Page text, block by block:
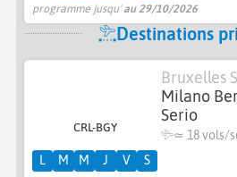
programme jusqu'au 29/10/2026
Destinations
CRL-BGY
Bruxelles
Milano
Serio
≃ 18 vols/
L M M J V S